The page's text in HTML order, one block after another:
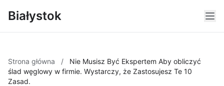
Białystok
Strona główna /
Nie Musisz Być Ekspertem Aby obliczyć
ślad węglowy w firmie. Wystarczy, że Zastosujesz Te 10
Zasad.